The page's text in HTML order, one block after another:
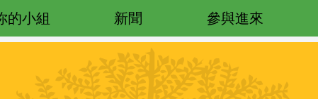
參與進來
新聞
的小組